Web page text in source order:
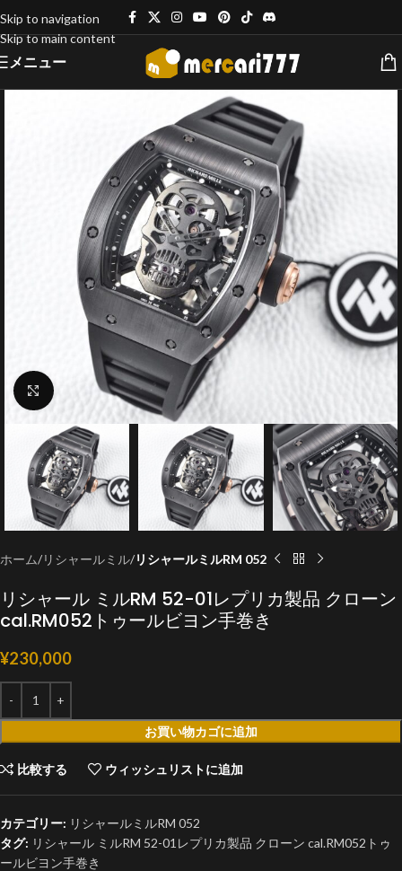
Skip to navigation
Skip to main content
メニュー
クリックで拡大
ホーム リシャールミル リシャールミルRM 052
リシャール ミルRM 52-01レプリカ製品 クローン
cal.RM052トゥールビヨン手巻き
¥230,000
お買い物カゴに追加
比較する ウィッシュリストに追加
カテゴリー: リシャールミルRM 052
タグ: リシャール ミルRM 52-01レプリカ製品 クローン cal.RM052トゥ
ールビヨン手巻き